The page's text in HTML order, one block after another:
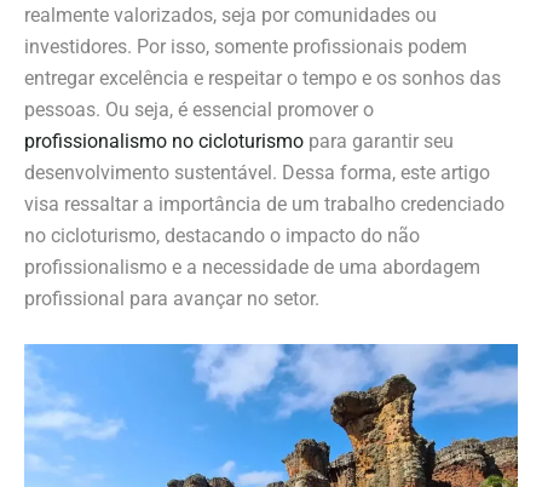
realmente valorizados, seja por comunidades ou
investidores. Por isso, somente profissionais podem
entregar excelência e respeitar o tempo e os sonhos das
pessoas. Ou seja, é essencial promover o
profissionalismo no cicloturismo para garantir seu
desenvolvimento sustentável. Dessa forma, este artigo
visa ressaltar a importância de um trabalho credenciado
no cicloturismo, destacando o impacto do não
profissionalismo e a necessidade de uma abordagem
profissional para avançar no setor.